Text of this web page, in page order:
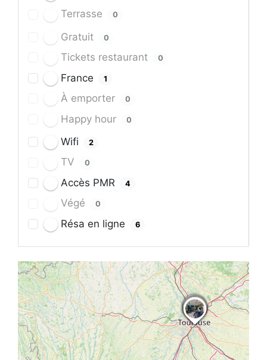
Terrasse 0
Gratuit 0
Tickets restaurant 0
France 1
À emporter 0
Happy hour 0
Wifi 2
TV 0
Accès PMR 4
Végé 0
Résa en ligne 6